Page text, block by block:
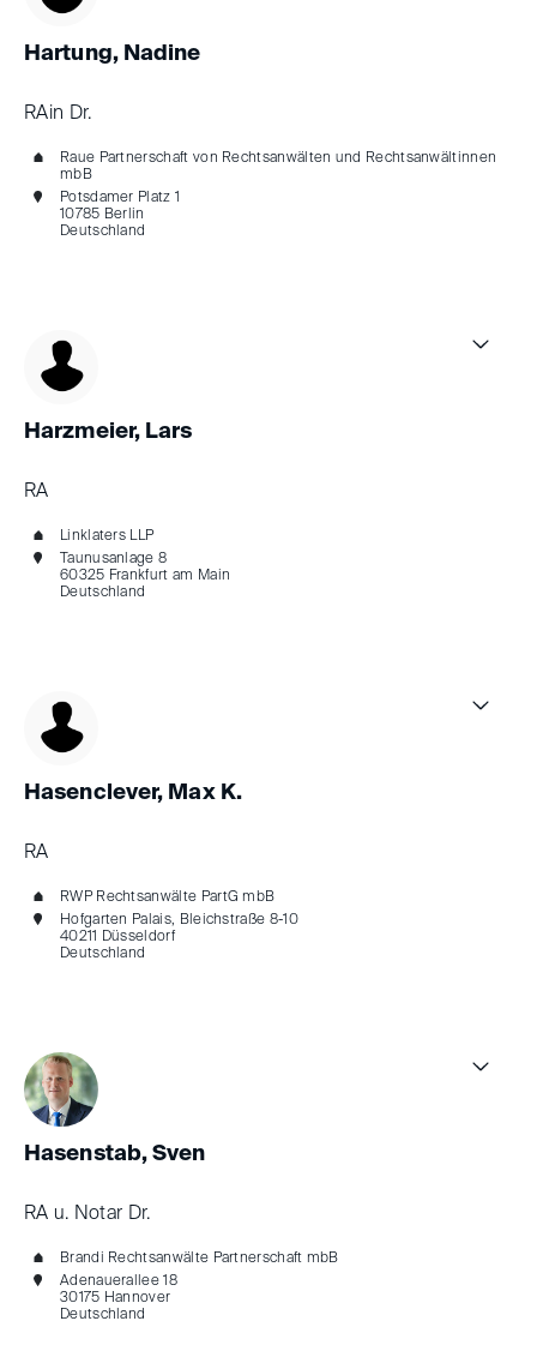
Hartung, Nadine
RAin Dr.
Raue Partnerschaft von Rechtsanwälten und Rechtsanwältinnen
mbB
Potsdamer Platz 1
10785 Berlin
Deutschland
Harzmeier, Lars
RA
Linklaters LLP
Taunusanlage 8
60325 Frankfurt am Main
Deutschland
Hasenclever, Max K.
RA
RWP Rechtsanwälte PartG mbB
Hofgarten Palais, Bleichstraße 8-10
40211 Düsseldorf
Deutschland
Hasenstab, Sven
RA u. Notar Dr.
Brandi Rechtsanwälte Partnerschaft mbB
Adenauerallee 18
30175 Hannover
Deutschland